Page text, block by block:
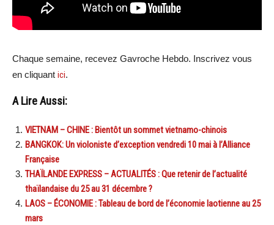
Chaque semaine, recevez Gavroche Hebdo. Inscrivez vous
en cliquant ici.
A Lire Aussi:
VIETNAM – CHINE : Bientôt un sommet vietnamo-chinois
BANGKOK: Un violoniste d’exception vendredi 10 mai à l’Alliance
Française
THAÏLANDE EXPRESS – ACTUALITÉS : Que retenir de l’actualité
thaïlandaise du 25 au 31 décembre ?
LAOS – ÉCONOMIE : Tableau de bord de l’économie laotienne au 25
mars